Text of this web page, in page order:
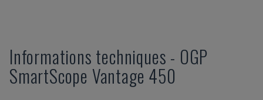
Informations techniques - OGP
SmartScope Vantage 450